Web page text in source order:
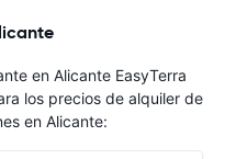
en Alicante EasyTerra
los precios de alquiler de
en Alicante: